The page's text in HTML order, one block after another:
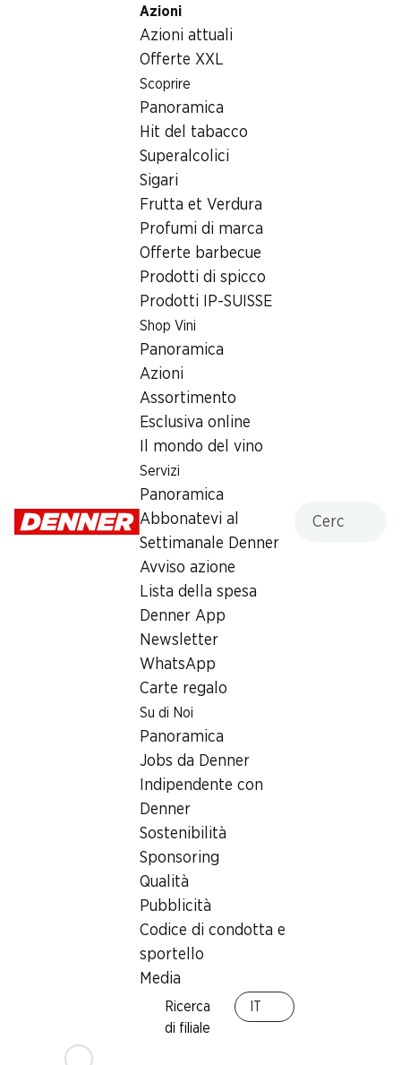
Azioni
Azioni attuali
Offerte XXL
Scoprire
Panoramica
Hit del tabacco
Superalcolici
Sigari
Frutta et Verdura
Profumi di marca
Offerte barbecue
Prodotti di spicco
Prodotti IP-SUISSE
Shop Vini
Panoramica
Azioni
Assortimento
Esclusiva online
Il mondo del vino
Servizi
Panoramica
Abbonatevi al
Settimanale Denner
Avviso azione
Lista della spesa
Denner App
Newsletter
WhatsApp
Carte regalo
Su di Noi
Panoramica
Jobs da Denner
Indipendente con
Denner
Sostenibilità
Sponsoring
Qualità
Pubblicità
Codice di condotta e
sportello
Media
Ricerca
di filiale
Generi alimentari
Bastoncini di zucchero IP-SUISSE
Bastoncini di zucchero IP-
100 bastoncini, 500 g
1004186
Altri clienti hanno acquistato
* Confronto con la concorrenza
2 x 90 g
* Confronto con la concorrenza